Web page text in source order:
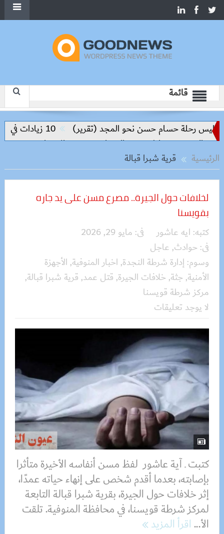
قائمة
رحلة حسام حسن نحو المجد (تقرير)
10 زيادات في 10 سنوات.. هل حان الوقت لرفع دعم البنزين نهائيا؟
والحد من مخاطر مرض السعار
وزيرة الإسكان تسرّع توفيق
الرئيسية
قرية شبرا قبالة
لخلافات حول الجيرة.. مصرع مسن على يد جاره
بقويسنا
كتبه: ايه عاشور فى: مايو 29, 2026
فى: حوادث, عاجل
وسوم: إدارة شرطة النجدة, اخبار المنوفية, الأجهزة
الأمنية, جثة, خلافات الجيرة, قتل عمد, قرية شبرا قبالة,
مركز شرطة قويسنا
لا يوجد تعليقات
كتبت ـ آية عاشور لفظ مسن أنفاسه الأخيرة متأثرا
بإصابته، بعدما أقدم شخص على إنهاء حياته عمدًا،
إثر خلافات حول الجيرة، بقرية شبرا قبالة التابعة
لمركز شرطة قويسنا، في محافظة المنوفية. تلقت
الأ...اقرأ المزيد